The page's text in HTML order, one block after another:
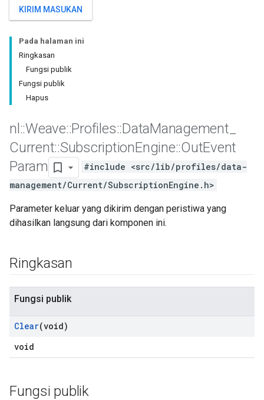
KIRIM MASUKAN
Pada halaman ini
Ringkasan
Fungsi publik
Fungsi publik
Hapus
nl ::Weave::Profiles::DataManagement
Current::SubscriptionEngine::OutEvent
Param
#include <src/lib/profiles/data-
management/Current/SubscriptionEngine.h>
Parameter keluar yang dikirim dengan peristiwa yang
dihasilkan langsung dari komponen ini.
Ringkasan
Fungsi publik
Clear(void)
void
Fungsi publik